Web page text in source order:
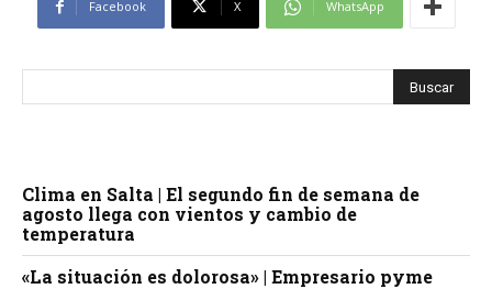
Facebook X WhatsApp
Clima en Salta | El segundo fin de semana de
agosto llega con vientos y cambio de
temperatura
«La situación es dolorosa» | Empresario pyme